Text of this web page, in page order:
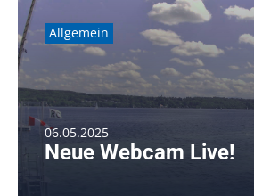
Allgemein
06.05.2025
Neue Webcam Live!